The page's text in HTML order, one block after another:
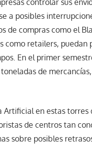
controlar sus
a posibles
de compras como el
como retailers, puedan
En el primer
de
Artificial en estas
de centros tan
sobre posibles